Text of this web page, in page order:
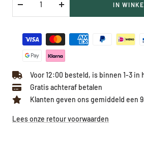
Verlaag
Verhoog
IN
Voor 12:00 besteld, is binnen 1-3 in
Gratis achteraf betalen
Klanten geven ons gemiddeld een
Lees onze retour voorwaarden